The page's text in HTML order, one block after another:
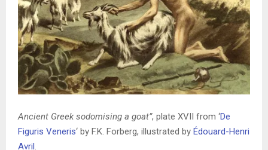
Ancient Greek sodomising a goat”, plate XVII from ‘De
Figuris Veneris‘ by F.K. Forberg, illustrated by Édouard-Henri
Avril.